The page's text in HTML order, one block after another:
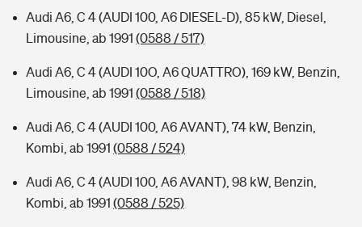
Audi A6, C 4 (AUDI 100, A6 DIESEL-D), 85 kW, Diesel,
Limousine, ab 1991 (0588 / 517)
Audi A6, C 4 (AUDI 10O, A6 QUATTRO), 169 kW, Benzin,
Limousine, ab 1991 (0588 / 518)
Audi A6, C 4 (AUDI 100, A6 AVANT), 74 kW, Benzin,
Kombi, ab 1991 (0588 / 524)
Audi A6, C 4 (AUDI 100, A6 AVANT), 98 kW, Benzin,
Kombi, ab 1991 (0588 / 525)